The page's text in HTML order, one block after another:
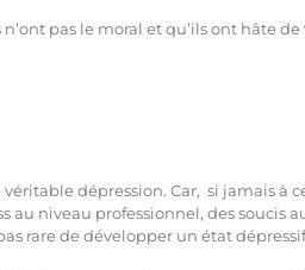
pas le moral et qu’ils ont hâte de
dépression. Car, si jamais à
au niveau professionnel, des soucis
rare de développer un état